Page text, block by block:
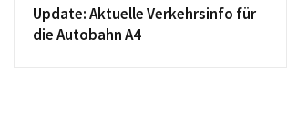
Update: Aktuelle Verkehrsinfo für
die Autobahn A4